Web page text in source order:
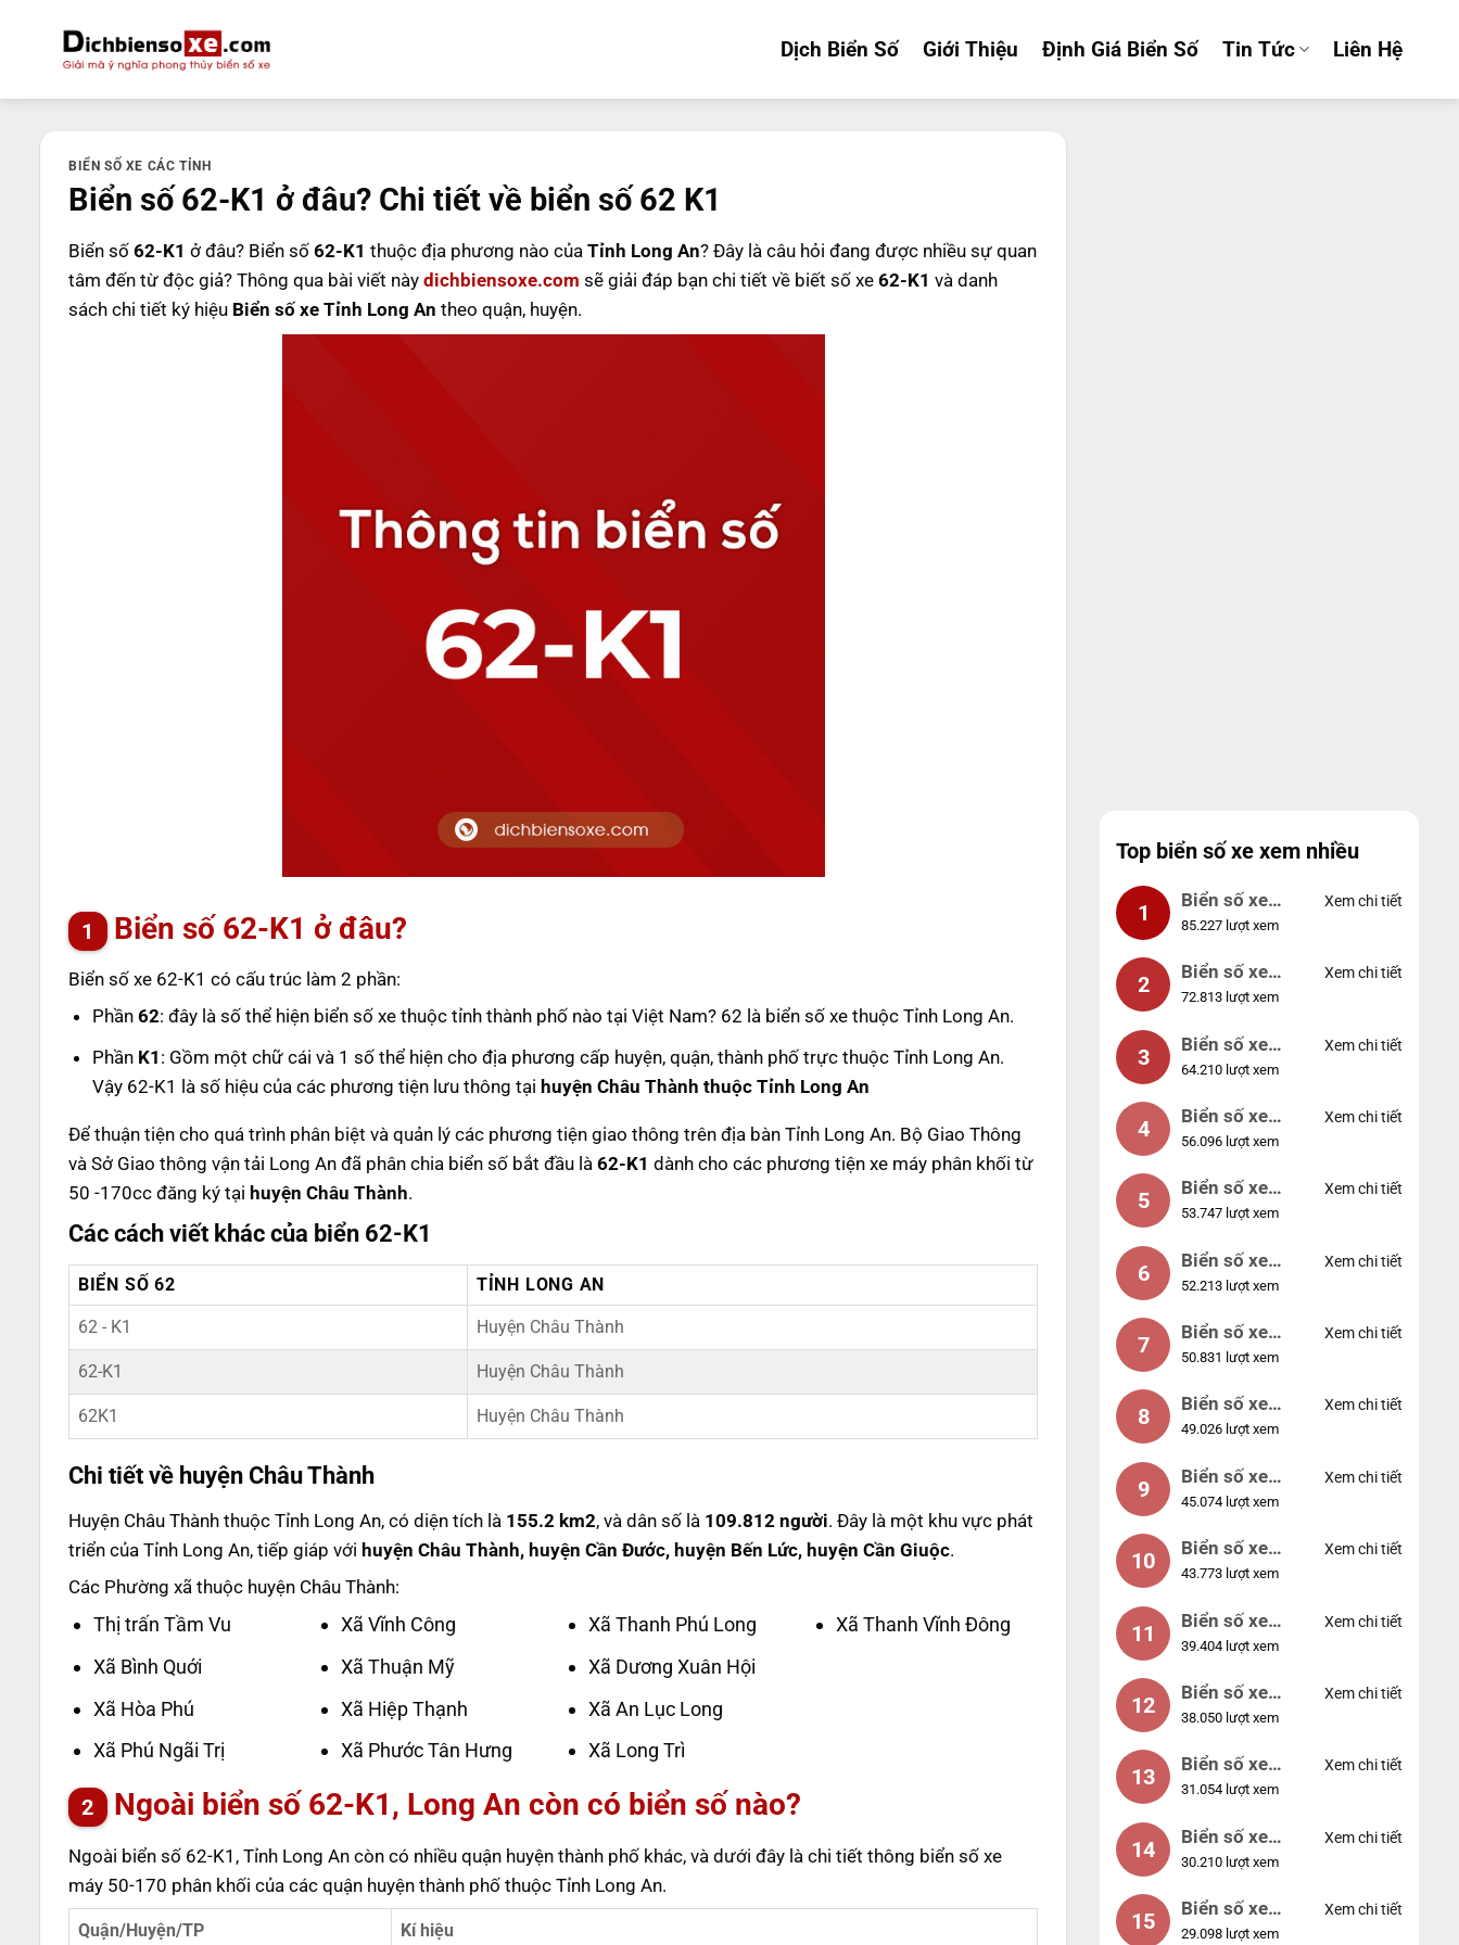
dung
Dịch Biển Số Giới Thiệu Định Giá Biển Số Tin Tức Liên Hệ
BIỂN SỐ XE CÁC TỈNH
Biển số 62-K1 ở đâu? Chi tiết về biển số 62 K1
Biển số 62-K1 ở đâu? Biển số 62-K1 thuộc địa phương nào của Tỉnh Long An? Đây là câu hỏi đang được nhiều sự quan
tâm đến từ độc giả? Thông qua bài viết này dichbiensoxe.com sẽ giải đáp bạn chi tiết về biết số xe 62-K1 và danh
sách chi tiết ký hiệu Biển số xe Tỉnh Long An theo quận, huyện.
Biển số 62-K1 ở đâu?
Biển số xe 62-K1 có cấu trúc làm 2 phần:
Phần62: đây là số thể hiện biển số xe thuộc tỉnh thành phố nào tại Việt Nam? 62 là biển số xe thuộc Tỉnh Long An.
Phần K1 : Gồm một chữ cái và 1 số thể hiện cho địa phương cấp huyện, quận, thành phố trực thuộc Tỉnh Long An.
Vậy 62-K1 là số hiệu của các phương tiện lưu thông tạihuyện Châu Thành thuộc Tỉnh Long An
Để thuận tiện cho quá trình phân biệt và quản lý các phương tiện giao thông trên địa bàn Tỉnh Long An. Bộ Giao Thông
và Sở Giao thông vận tải Long An đã phân chia biển số bắt đầu là 62-K1 dành cho các phương tiện xe máy phân khối từ
50 -170cc đăng ký tại huyện Châu Thành.
Các cách viết khác của biển 62-K1
BIỂN SỐ 62 TỈNH LONG AN
62 - K1 Huyện Châu Thành
62-K1 Huyện Châu Thành
62K1 Huyện Châu Thành
Chi tiết về huyện Châu Thành
Huyện Châu Thành thuộc Tỉnh Long An, có diện tích là 155.2 km2, và dân số là 109.812 người. Đây là một khu vực phát
triển của Tỉnh Long An, tiếp giáp với huyện Châu Thành, huyện Cần Đước, huyện Bến Lức, huyện Cần Giuộc.
Các Phường xã thuộc huyện Châu Thành:
Thị trấn Tầm Vu
Xã Bình Quới
Xã Hòa Phú
Xã Phú Ngãi Trị
Xã Vĩnh Công
Xã Thuận Mỹ
Xã Hiệp Thạnh
Xã Phước Tân Hưng
Xã Thanh Phú Long
Xã Dương Xuân Hội
Xã An Lục Long
Xã Long Trì
Xã Thanh Vĩnh Đông
Ngoài biển số 62-K1, Long An còn có biển số nào?
Ngoài biển số 62-K1, Tỉnh Long An còn có nhiều quận huyện thành phố khác, và dưới đây là chi tiết thông biển số xe
máy 50-170 phân khối của các quận huyện thành phố thuộc Tỉnh Long An.
Quận/Huyện/TP Kí hiệu
Top biển số xe xem nhiều
1
Biển số xe
99999
85.227 lượt xem
Xem chi tiết
2
Biển số xe
04953
72.813 lượt xem
Xem chi tiết
3
Biển số xe
88888
64.210 lượt xem
Xem chi tiết
4
Biển số xe
12345
56.096 lượt xem
Xem chi tiết
5
Biển số xe
66666
53.747 lượt xem
Xem chi tiết
6
Biển số xe
11111
52.213 lượt xem
Xem chi tiết
7
Biển số xe
44444
50.831 lượt xem
Xem chi tiết
8
Biển số xe
77777
49.026 lượt xem
Xem chi tiết
9
Biển số xe
55555
45.074 lượt xem
Xem chi tiết
10
Biển số xe
56789
43.773 lượt xem
Xem chi tiết
11
Biển số xe
01234
39.404 lượt xem
Xem chi tiết
12
Biển số xe
33333
38.050 lượt xem
Xem chi tiết
13
Biển số xe
22222
31.054 lượt xem
Xem chi tiết
14
Biển số xe
14953
30.210 lượt xem
Xem chi tiết
15
Biển số xe
24953
29.098 lượt xem
Xem chi tiết